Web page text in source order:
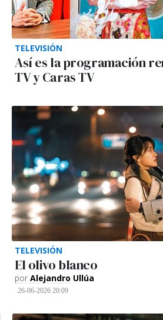
TELEVISIÓN
Así es la programación
TV y Caras TV
TELEVISIÓN
El olivo blanco
por Alejandro Ullúa
26-06-2026 20:09